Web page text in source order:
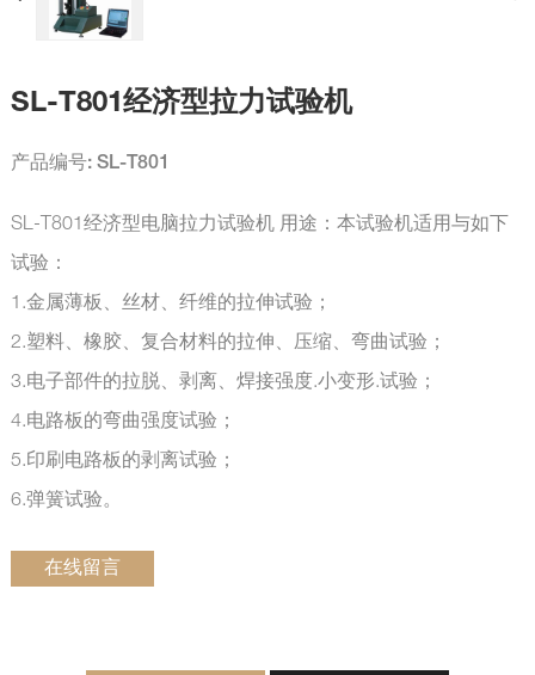
SL-T801经济型拉力试验机
产品编号: SL-T801
SL-T801经济型电脑拉力试验机 用途：本试验机适用与如下
试验：
1.金属薄板、丝材、纤维的拉伸试验；
2.塑料、橡胶、复合材料的拉伸、压缩、弯曲试验；
3.电子部件的拉脱、剥离、焊接强度.小变形.试验；
4.电路板的弯曲强度试验；
5.印刷电路板的剥离试验；
6.弹簧试验。
在线留言